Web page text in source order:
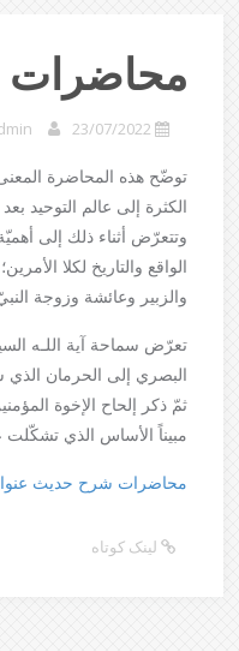
محاضرات
23/07/2022
توضّح هذه المحاضرة
الكثرة إلى عالم التوحيد
وتتعرّض أثناء ذلك إلى
الواقع والتاريخ لكلا
والزبير وعائشة وزوجة
تعرّض سماحة آية اللـه
البصري إلى الحرمان الذي
ثمّ ذكر إلحاح الإخوة
مبيناً الأساس الذي
محاضرات شرح حديث
لینک کوتاه